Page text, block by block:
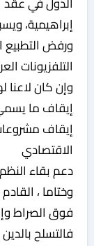
الدول في عقد
إبراهيمية،
ورفض التطبيع
التلفزيونات
وإن كان لاعنا
إيقاف ما يسمي
إيقاف
الاقتصادي
دعم بقاء النظم
وختاما ،
فوق الصراط
فالتسلح